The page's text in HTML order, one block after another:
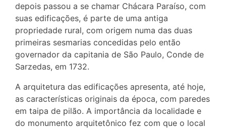
depois passou a se chamar Chácara Paraíso, com
suas edificações, é parte de uma antiga
propriedade rural, com origem numa das duas
primeiras sesmarias concedidas pelo então
governador da capitania de São Paulo, Conde de
Sarzedas, em 1732.
A arquitetura das edificações apresenta, até hoje,
as características originais da época, com paredes
em taipa de pilão. A importância da localidade e
do monumento arquitetônico fez com que o local